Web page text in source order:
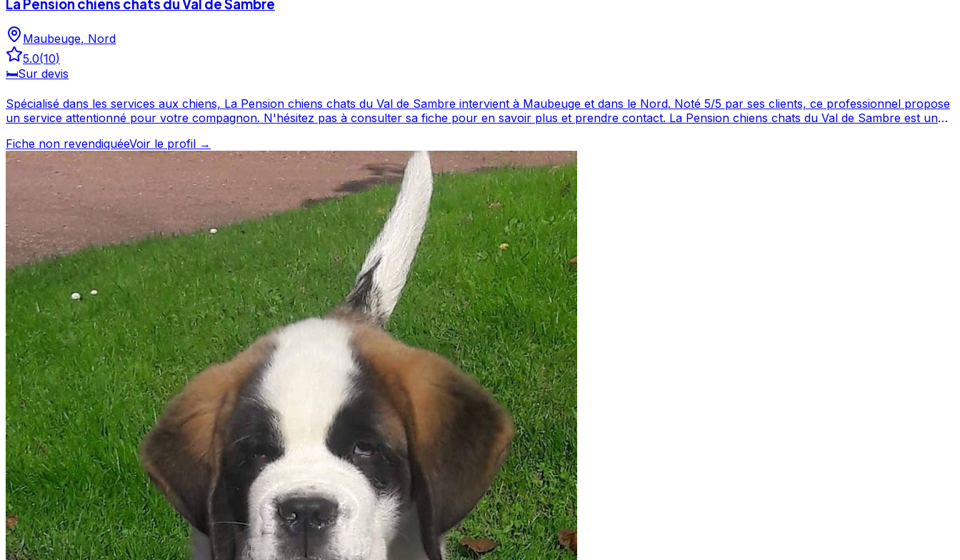
La Pension chiens chats du Val de Sambre
Maubeuge, Nord
5.0(10)
🛏️Sur devis
Spécialisé dans les services aux chiens, La Pension chiens chats du Val de Sambre intervient à Maubeuge et dans le Nord. Noté 5/5 par ses clients, ce professionnel propose
un service attentionné pour votre compagnon. N'hésitez pas à consulter sa fiche pour en savoir plus et prendre contact. La Pension chiens chats du Val de Sambre est un
Fiche non revendiquéeVoir le profil →